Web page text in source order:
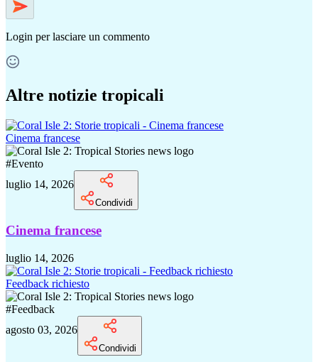
Login per lasciare un commento
Altre notizie tropicali
Cinema francese
#Evento
luglio 14, 2026
Condividi
Cinema francese
luglio 14, 2026
Feedback richiesto
#Feedback
agosto 03, 2026
Condividi